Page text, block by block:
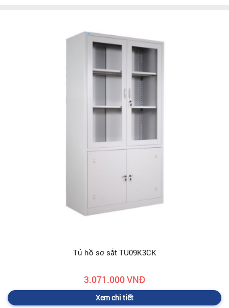
Tủ hồ sơ sắt TU09K3CK
3.071.000 VNĐ
Xem chi tiết